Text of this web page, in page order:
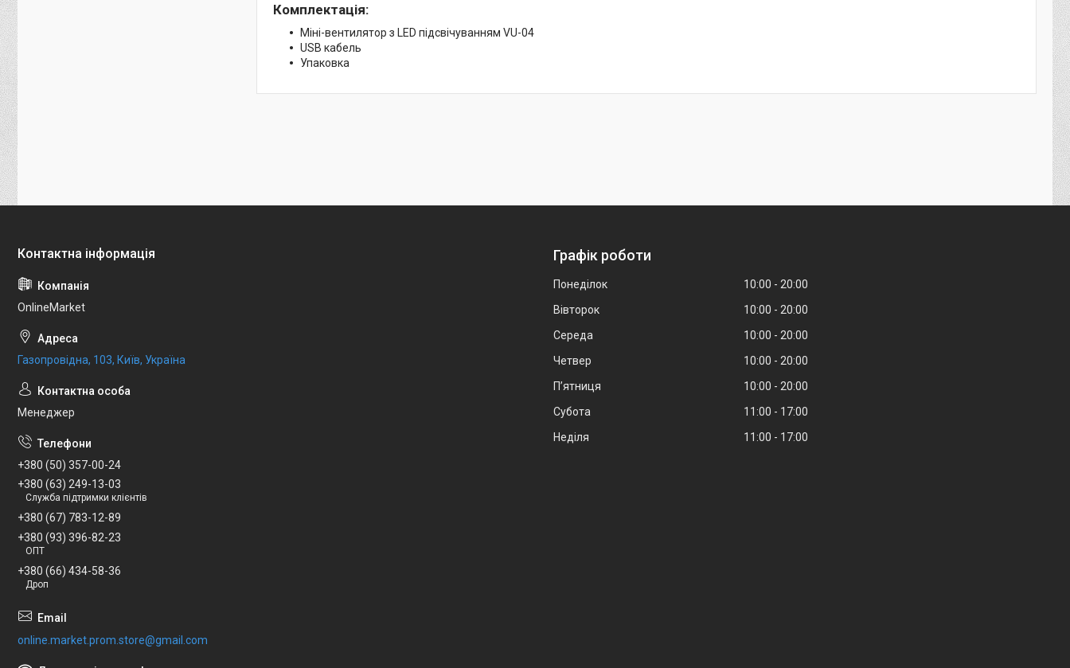
Комплектація:
Міні-вентилятор з LED підсвічуванням VU-04
USB кабель
Упаковка
OnlineMarket
Газопровідна, 103, Київ, Україна
Менеджер
+380 (50) 357-00-24
+380 (63) 249-13-03
Служба підтримки клієнтів
+380 (67) 783-12-89
+380 (93) 396-82-23
ОПТ
+380 (66) 434-58-36
Дроп
online.market.prom.store@gmail.com
Графік роботи
Понеділок 10:00
20:00
Вівторок
10:00
20:00
Середа
10:00
20:00
Четвер
10:00
20:00
Пʼятниця
10:00
20:00
Субота
11:00
17:00
Неділя
11:00 17:00